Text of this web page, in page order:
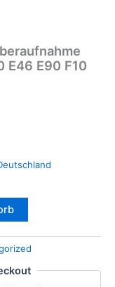
E46 E90 F10